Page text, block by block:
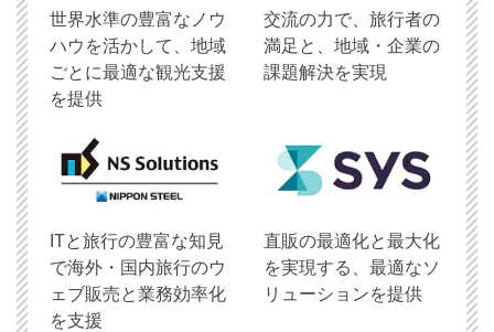
世界水準の豊富なノウ
ハウを活かして、地域
ごとに最適な観光支援
を提供
交流の力で、旅行者の
満足と、地域・企業の
課題解決を実現
ITと旅行の豊富な知見
で海外・国内旅行のウ
ェブ販売と業務効率化
を支援
直販の最適化と最大化
を実現する、最適なソ
リューションを提供